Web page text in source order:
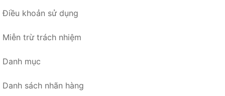
Điều khoản sử dụng
Miễn trừ trách nhiệm
Danh mục
Danh sách nhãn hàng